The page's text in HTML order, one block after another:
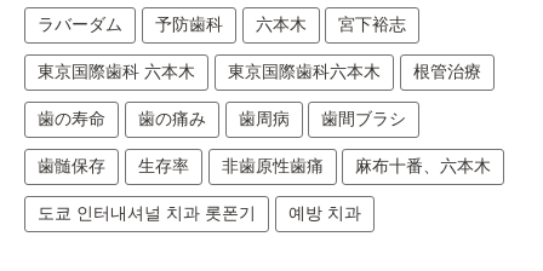
ラバーダム 予防歯科 六本木 宮下裕志
東京国際歯科 六本木 東京国際歯科六本木 根管治療
歯の寿命 歯の痛み 歯周病 歯間ブラシ
歯髄保存 生存率 非歯原性歯痛 麻布十番、六本木
도쿄 인터내셔널 치과 롯폰기 예방 치과